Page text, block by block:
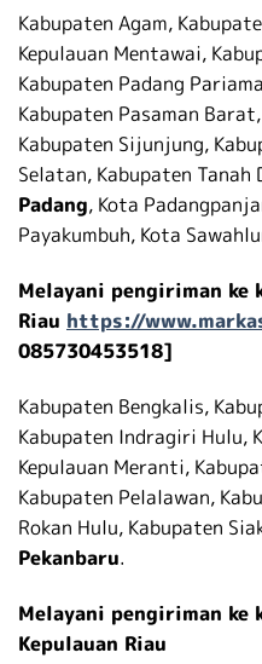
Kabupaten Agam,
Kepulauan Mentawai,
Kabupaten Padang
Kabupaten Pasaman
Kabupaten Sijunjung,
Selatan, Kabupaten
Padang, Kota
Payakumbuh, Kota
Melayani pengiriman ke
Riau https://
085730453518]
Kabupaten Bengkalis,
Kabupaten Indragiri Hulu,
Kepulauan Meranti,
Kabupaten Pelalawan,
Rokan Hulu, Kabupaten
Pekanbaru.
Melayani pengiriman ke
Kepulauan Riau